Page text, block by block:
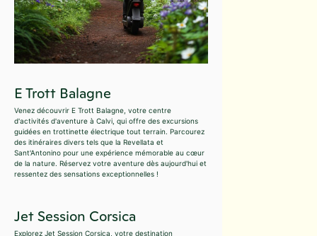
E Trott Balagne
Venez découvrir E Trott Balagne, votre centre
d'activités d'aventure à Calvi, qui offre des excursions
guidées en trottinette électrique tout terrain. Parcourez
des itinéraires divers tels que la Revellata et
Sant'Antonino pour une expérience mémorable au cœur
de la nature. Réservez votre aventure dès aujourd'hui et
ressentez des sensations exceptionnelles !
Jet Session Corsica
Explorez Jet Session Corsica, votre destination